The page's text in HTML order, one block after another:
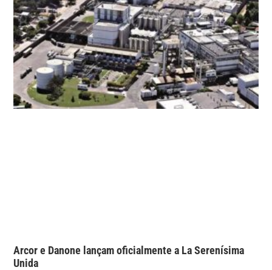
Arcor e Danone lançam oficialmente a La Serenísima
Unida